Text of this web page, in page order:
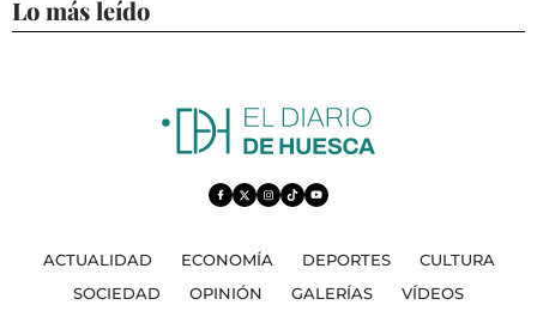
Lo más leído
ACTUALIDAD ECONOMÍA DEPORTES
CULTURA
SOCIEDAD
OPINIÓN GALERÍAS VÍDEOS